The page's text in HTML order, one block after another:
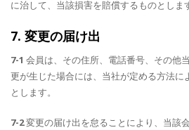
に治して、当該損害を賠償するものとしま
7. 変更の届け出
7-1 会員は、その住所、電話番号、その他
更が生じた場合には、当社が定める方法に
とします。
7-2変更の届け出を怠ることにより、当該